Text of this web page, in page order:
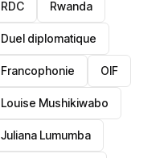
RDC Rwanda
Duel diplomatique
Francophonie OIF
Louise Mushikiwabo
Juliana Lumumba